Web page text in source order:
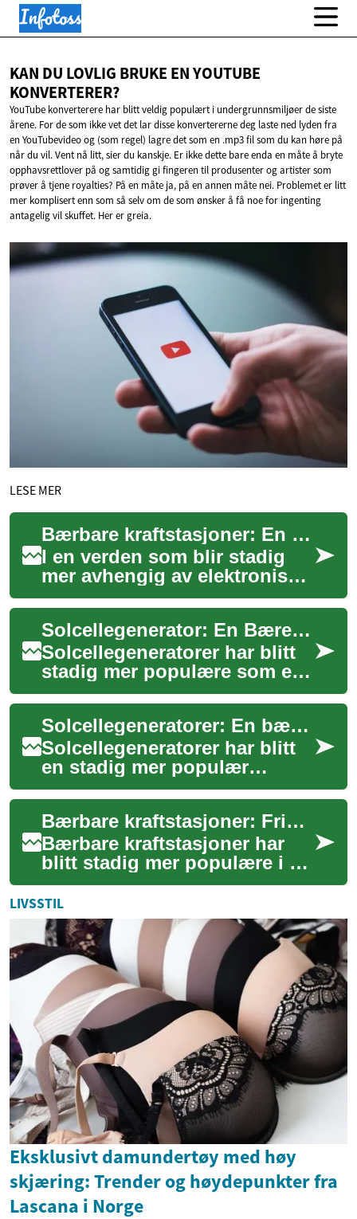
KAN DU LOVLIG BRUKE ENYOUTUBE
KONVERTERER?
YouTube konverterere har blitt veldig populært i undergrunnsmiljøer de siste
årene. For de som ikke vet det lar disse konvertererne deg laste ned lyden fra
en YouTubevideo og (som regel) lagre det som en .mp3 fil som du kan høre på
når du vil. Vent nå litt, sier du kanskje. Er ikke dette bare enda en måte å bryte
opphavsrettlover på og samtidig gi fingeren til produsenter og artister som
prøver å tjene royalties? På en måte ja, på en annen måte nei. Problemet er litt
mer komplisert enn som så selv om de som ønsker å få noe for ingenting
antagelig vil skuffet. Her er greia.
LESE MER
Bærbare kraftstasjoner: En revolusjon i portabel energi
I en verden som blir stadig
mer avhengig av elektroniske
enheter, har behovet for
pålitelig og bærbar strøm økt
drama...
Solcellegenerator: En Bærekraftig Løsning for Bærbar Strøm
Solcellegeneratorer har blitt
stadig mer populære som en
bærekraftig og pålitelig kilde
til bærbar strøm. Disse
innov...
Solcellegeneratorer: En bærekraftig energiløsning for hytter og boliger
Solcellegeneratorer har blitt
en stadig mer populær
energiløsning for både hytter
og boliger i Norge. Denne
innovativ...
Bærbare kraftstasjoner: Frihet og energi på farten
Bærbare kraftstasjoner har
blitt stadig mer populære i de
senere årene, og det er ikke
uten grunn. Disse kompakte
enh...
LIVSSTIL
Eksklusivt damundertøy med høy
skjæring: Trender og høydepunkter fra
Lascana i Norge